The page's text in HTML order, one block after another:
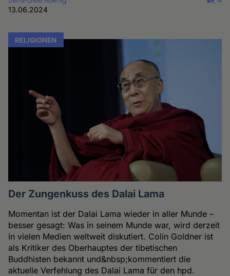
13.06.2024
RELIGIONEN
Der Zungenkuss des Dalai Lama
Momentan ist der Dalai Lama wieder in aller Munde –
besser gesagt: Was in seinem Munde war, wird derzeit
in vielen Medien weltweit diskutiert. Colin Goldner ist
als Kritiker des Oberhauptes der tibetischen
Buddhisten bekannt und&nbsp;kommentiert die
aktuelle Verfehlung des Dalai Lama für den hpd.